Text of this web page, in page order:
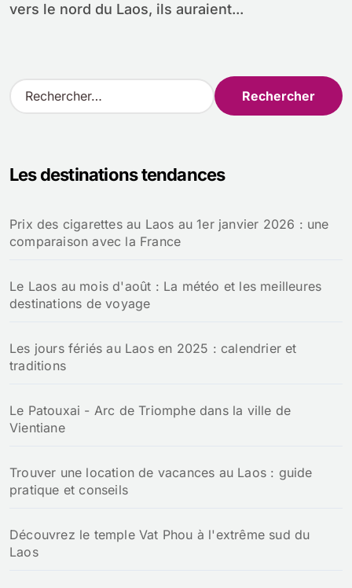
vers le nord du Laos, ils auraient...
R
e
r
e
r
Les destinations tendances
Prix des cigarettes au Laos au 1er janvier 2026 : une
comparaison avec la France
Le Laos au mois d'août : La météo et les meilleures
destinations de voyage
Les jours fériés au Laos en 2025 : calendrier et
traditions
Le Patouxai - Arc de Triomphe dans la ville de
Vientiane
Trouver une location de vacances au Laos : guide
pratique et conseils
Découvrez le temple Vat Phou à l'extrême sud du
Laos